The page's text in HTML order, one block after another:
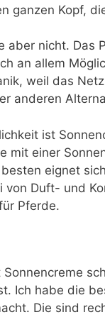
ganzen Kopf,
aber nicht. Das
an allem
weil das
anderen
ist
mit einer
eignet
von Duft- und
Pferde.
Ich habe die
Die sind